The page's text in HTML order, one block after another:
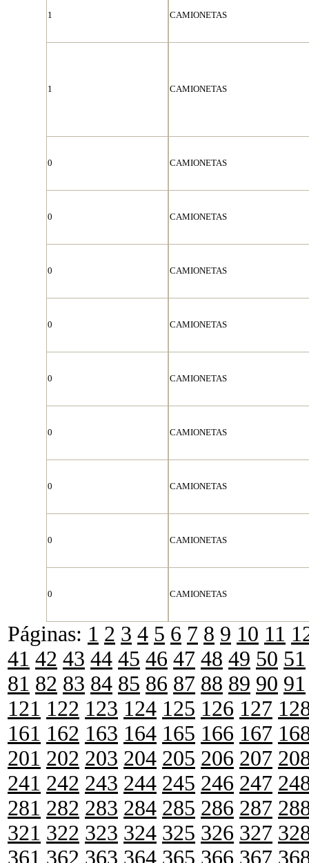
1 CAMIONETAS
1 CAMIONETAS
0 CAMIONETAS
0 CAMIONETAS
0 CAMIONETAS
0 CAMIONETAS
0 CAMIONETAS
0 CAMIONETAS
0 CAMIONETAS
0 CAMIONETAS
0 CAMIONETAS
Páginas: 1 2 3 4 5 6 7 8 9 10 11
41 42 43 44 45 46 47 48 49 50 51
81 82 83 84 85 86 87 88 89 90 91
121 122 123 124 125 126 127
161 162 163 164 165 166 167
201 202 203 204 205 206 207
241 242 243 244 245 246 247
281 282 283 284 285 286 287
321 322 323 324 325 326 327
361 362 363 364 365 366 367